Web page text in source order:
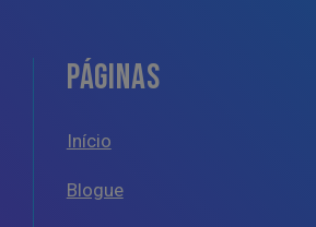
PÁGINAS
Início
Blogue